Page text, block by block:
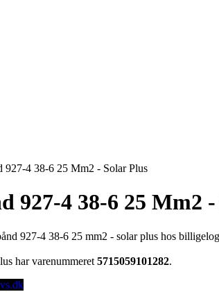
927-4 38-6 25 Mm2 - Solar Plus
927-4 38-6 25 Mm2
927-4 38-6 25 mm2 - solar plus hos
har varenummeret 5715059101282.